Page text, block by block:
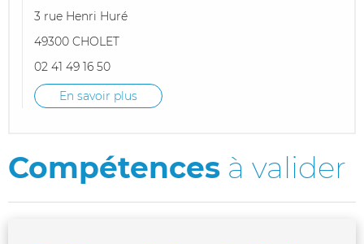
3 rue Henri Huré
49300 CHOLET
02 41 49 16 50
En savoir plus
Compétences à valider